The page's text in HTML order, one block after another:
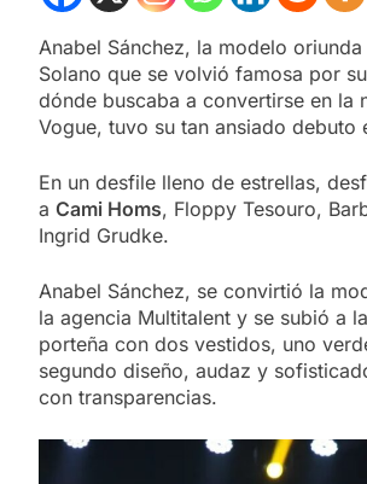
Anabel Sánchez, la modelo
Solano que se volvió famosa por
dónde buscaba a convertirse en la
Vogue, tuvo su tan ansiado debuto
En un desfile lleno de estrellas,
a Cami Homs, Floppy Tesouro,
Ingrid Grudke.
Anabel Sánchez, se convirtió la
la agencia Multitalent y se subió a
porteña con dos vestidos, uno
segundo diseño, audaz y
con transparencias.